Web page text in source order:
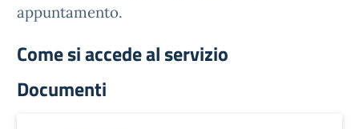
appuntamento.
Come si accede al servizio
Documenti